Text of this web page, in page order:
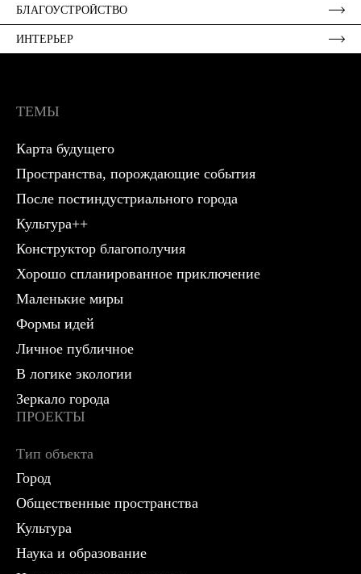
БЛАГОУСТРОЙСТВО
ИНТЕРЬЕР
ТЕМЫ
Карта будущего
Пространства, порождающие события
После постиндустриального города
Культура++
Конструктор благополучия
Хорошо спланированное приключение
Маленькие миры
Формы идей
Личное публичное
В логике экологии
Зеркало города
ПРОЕКТЫ
Тип объекта
Город
Общественные пространства
Культура
Наука и образование